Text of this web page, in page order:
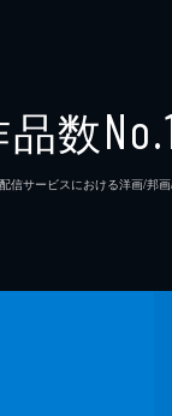
数
サービスにおける洋画/邦